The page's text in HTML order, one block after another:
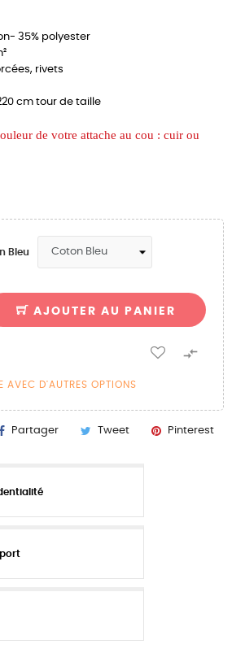
35% polyester
rivets
cm tour de taille
de votre attache au cou : cuir ou
Bleu
AJOUTER AU PANIER

AVEC D'AUTRES OPTIONS
Partager Tweet Pinterest